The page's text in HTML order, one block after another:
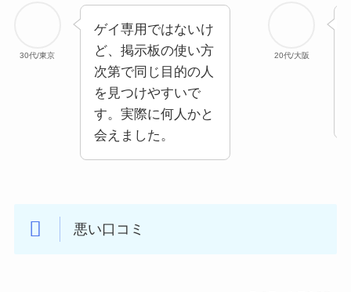
30代/東京
ゲイ専用ではないけ
ど、掲示板の使い方
次第で同じ目的の人
を見つけやすいで
す。実際に何人かと
会えました。
20代/大阪
悪い口コミ